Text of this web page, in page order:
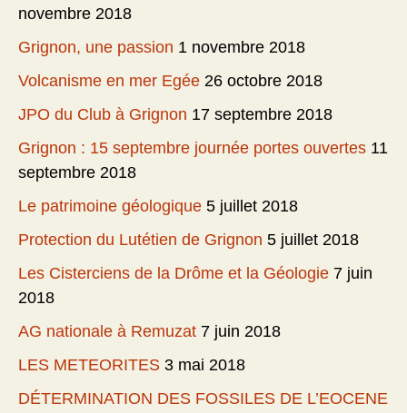
novembre 2018
Grignon, une passion 1 novembre 2018
Volcanisme en mer Egée 26 octobre 2018
JPO du Club à Grignon 17 septembre 2018
Grignon : 15 septembre journée portes ouvertes 11
septembre 2018
Le patrimoine géologique 5 juillet 2018
Protection du Lutétien de Grignon 5 juillet 2018
Les Cisterciens de la Drôme et la Géologie 7 juin
2018
AG nationale à Remuzat 7 juin 2018
LES METEORITES 3 mai 2018
DÉTERMINATION DES FOSSILES DE L’EOCENE